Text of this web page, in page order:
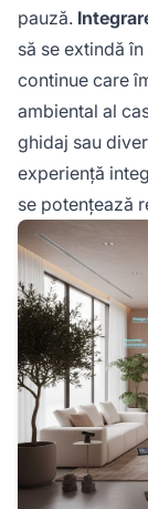
pauză.
să se extindă
continue care
ambiental al
ghidaj sau
experiență
se potențează